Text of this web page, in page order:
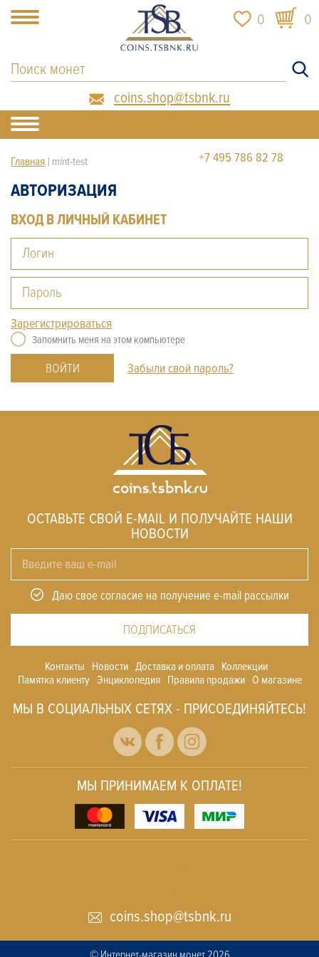
0 0
coins.shop@tsbnk.ru
+7495 786 82 78
Главная mint-test
АВТОРИЗАЦИЯ
ВХОД В ЛИЧНЫЙ КАБИНЕТ
Зарегистрироваться
Запомнить меня на этом компьютере
Забыли свой пароль?
ОСТАВЬТЕ СВОЙ E-MAIL И ПОЛУЧАЙТЕ НАШИ
НОВОСТИ
Даю свое согласие на получение e-mail рассылки
ПОДПИСАТЬСЯ
Контакты Новости Доставка и оплата Коллекции
Памятка клиенту Энциклопедия Правила продажи О магазине
МЫ В СОЦИАЛЬНЫХ СЕТЯХ - ПРИСОЕДИНЯЙТЕСЬ!
МЫ ПРИНИМАЕМ К ОПЛАТЕ!
coins.shop@tsbnk.ru